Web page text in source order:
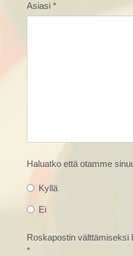
Asiasi *
Haluatko että otamme
Kyllä
Ei
Roskapostin välttämiseksi
*